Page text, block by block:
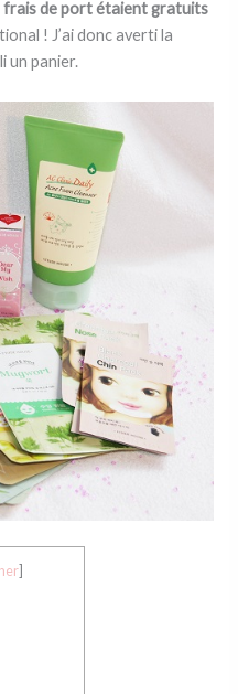
frais de port étaient gratuits
! J’ai donc averti la
un panier.
]